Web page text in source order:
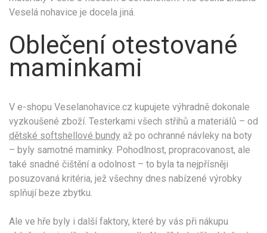
Veselá nohavice je docela jiná.
Oblečení otestované
maminkami
V e-shopu Veselanohavice.cz kupujete výhradně dokonale
vyzkoušené zboží. Testerkami všech střihů a materiálů – od
dětské softshellové bundy až po ochranné návleky na boty
– byly samotné maminky. Pohodlnost, propracovanost, ale
také snadné čištění a odolnost – to byla ta nejpřísněji
posuzovaná kritéria, jež všechny dnes nabízené výrobky
splňují beze zbytku.
Ale ve hře byly i další faktory, které by vás při nákupu